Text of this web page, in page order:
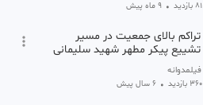
81 بازدید • 9 ماه پیش
تراکم بالای جمعیت در مسیر
تشییع پیکر مطهر شهید سلیمانی
در مشهد
فیلمدوانه
360 بازدید • 6 سال پیش